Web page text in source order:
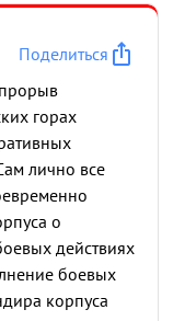
Поделиться
горах
лично все
о
действиях
боевых
корпуса